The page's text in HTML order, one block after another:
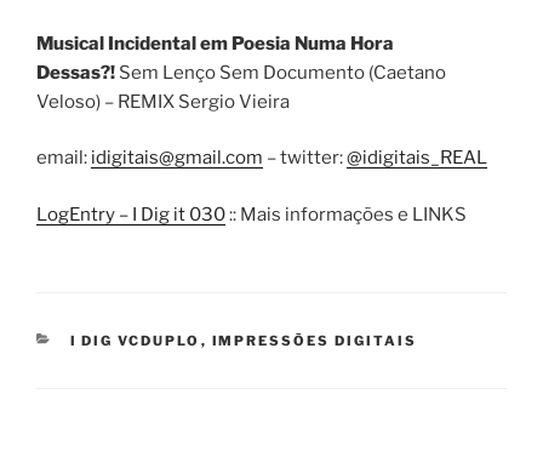
Musical Incidental em Poesia Numa Hora
Dessas?! Sem Lenço Sem Documento (Caetano
Veloso) – REMIX Sergio Vieira
email: idigitais@gmail.com – twitter:@idigitais_REAL
LogEntry – I Dig it 030:: Mais informações e LINKS
CATEGORIES
I DIG VCDUPLO , IMPRESSÕES DIGITAIS